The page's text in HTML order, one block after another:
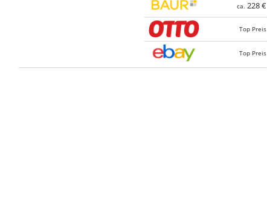
ca. 228 €
Top Preis
Top Preis